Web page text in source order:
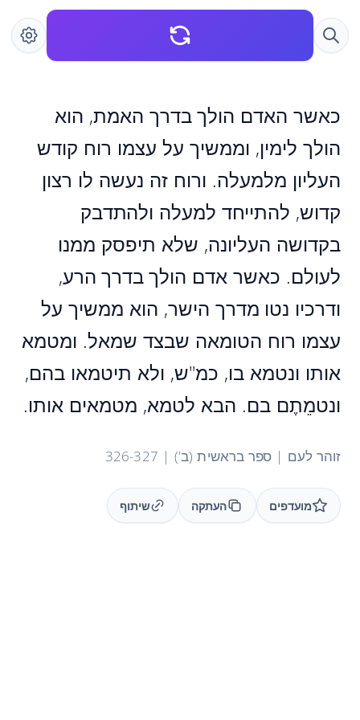
כאשר האדם הולך בדרך האמת, הוא
הולך לימין, וממשיך על עצמו רוח קודש
העליון מלמעלה. ורוח זה נעשה לו רצון
קדוש, להתייחד למעלה ולהתדבק
בקדושה העליונה, שלא תיפסק ממנו
לעולם. כאשר אדם הולך בדרך הרע,
ודרכיו נטו מדרך הישר, הוא ממשיך על
עצמו רוח הטומאה שבצד שמאל. ומטמא
אותו ונטמא בו, כמ"ש, ולא תיטמאו בהם,
ונטמֵתֶם בם. הבא לטמא, מטמאים אותו.
זוהר לעם | ספר בראשית (ב') | 326-327
מועדפים העתקה שיתוף